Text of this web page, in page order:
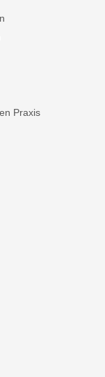
Praxis